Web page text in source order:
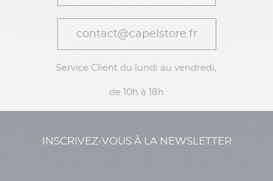
contact@capelstore.fr
Service Client du lundi au vendredi,
de 10h à 18h
INSCRIVEZ-VOUS À LA NEWSLETTER